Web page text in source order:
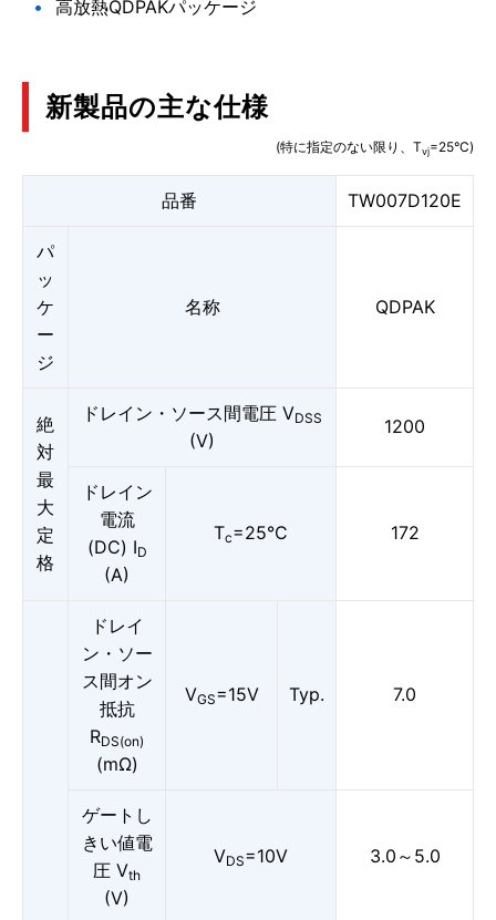
高放熱QDPAKパッケージ
新製品の主な仕様
(特に指定のない限り、Tvj=25°C)
品番 TW007D120E
パ
ッ
ケ
ー
ジ
名称 QDPAK
絶
対
最
大
定
格
ドレイン・ソース間電圧 VDSS
(V)
1200
ドレイン
電流
(DC) ID
(A)
Tc=25°C 172
ドレイ
ン・ソー
ス間オン
抵抗
RDS(on)
(mΩ)
VGS=15V Typ. 7.0
ゲートし
きい値電
圧 Vth
(V)
VDS=10V 3.0～5.0